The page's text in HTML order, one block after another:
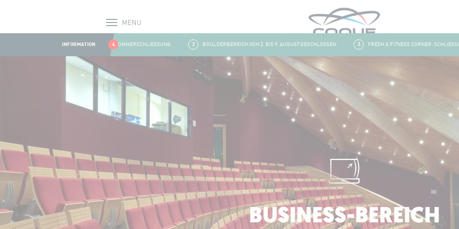
MENU
INFORMATION 4
SOMMERSCHLIESSUNG BOULDERBEREICH VOM 3. BIS 9. AUGUST GESCHLOSSEN FRESH & FITNESS CORNER: SCHLIESSUNG
BUSINESS-BEREICH